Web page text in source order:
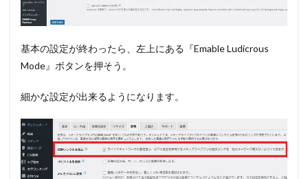
基本の設定が終わったら、左上にある『Emable Ludicrous
Mode』ボタンを押そう。
細かな設定が出来るようになります。